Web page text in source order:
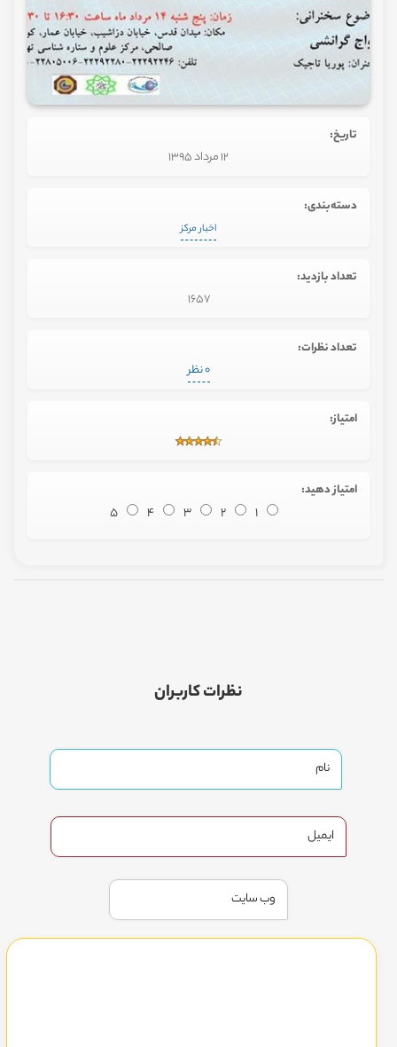
تاریخ:
12 مرداد 1395
دسته‌بندی:
اخبار مرکز
تعداد بازدید:
1657
تعداد نظرات:
0 نظر
امتیاز:
امتیاز دهید:
1
2
3
4
5
نظرات کاربران